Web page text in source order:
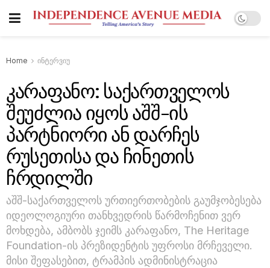
Home ინტერვიუ
კარაფანო: საქართველოს
შეუძლია იყოს აშშ-ის
პარტნიორი ან დარჩეს
რუსეთისა და ჩინეთის
ჩრდილში
აშშ-საქართველოს ურთიერთობების გაუმჯობესება
იდეოლოგიური თანხვედრის წარმოჩენით ვერ
მოხდება, ამბობს ჯეიმს კარაფანო, The Heritage
Foundation-ის პრეზიდენტის უფროსი მრჩეველი.
მისი შეფასებით, ტრამპის ადმინისტრაცია